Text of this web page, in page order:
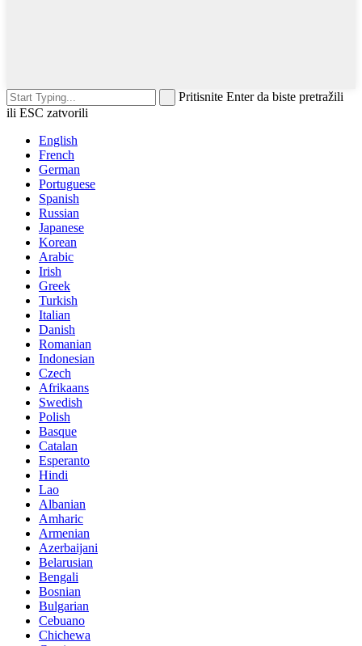
Pritisnite Enter da biste pretražili
ili ESC zatvorili
English
French
German
Portuguese
Spanish
Russian
Japanese
Korean
Arabic
Irish
Greek
Turkish
Italian
Danish
Romanian
Indonesian
Czech
Afrikaans
Swedish
Polish
Basque
Catalan
Esperanto
Hindi
Lao
Albanian
Amharic
Armenian
Azerbaijani
Belarusian
Bengali
Bosnian
Bulgarian
Cebuano
Chichewa